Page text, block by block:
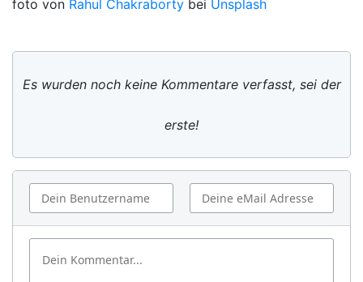
foto von Rahul Chakraborty bei Unsplash
Es wurden noch keine Kommentare verfasst, sei der
erste!